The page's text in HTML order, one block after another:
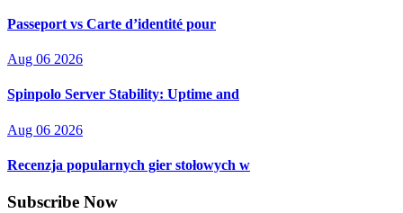
Passeport vs Carte d’identité pour
Aug 06 2026
Spinpolo Server Stability: Uptime and
Aug 06 2026
Recenzja popularnych gier stołowych w
Subscribe Now